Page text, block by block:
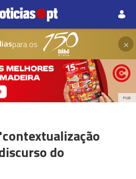
para os ×
PUB
do